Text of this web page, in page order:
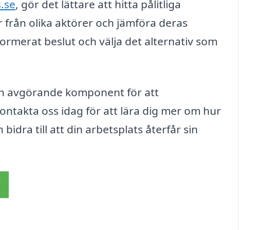
, gör det lättare att hitta pålitliga
olika aktörer och jämföra deras
beslut och välja det alternativ som
avgörande komponent för att
oss idag för att lära dig mer om hur
bidra till att din arbetsplats återfår sin